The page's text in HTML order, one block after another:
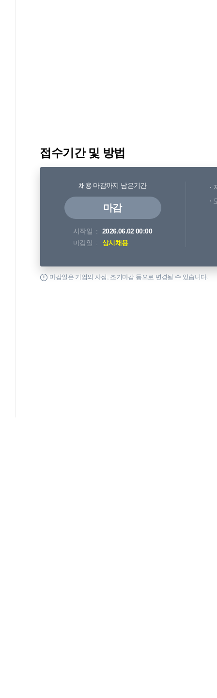
접수기간 및 방법
채용 마감까지 남은기간
마감
시작일
2026.06.02 00:00
마감일
상시채용
마감일은 기업의 사정, 조기마감 등으로 변경될 수 있습니다.